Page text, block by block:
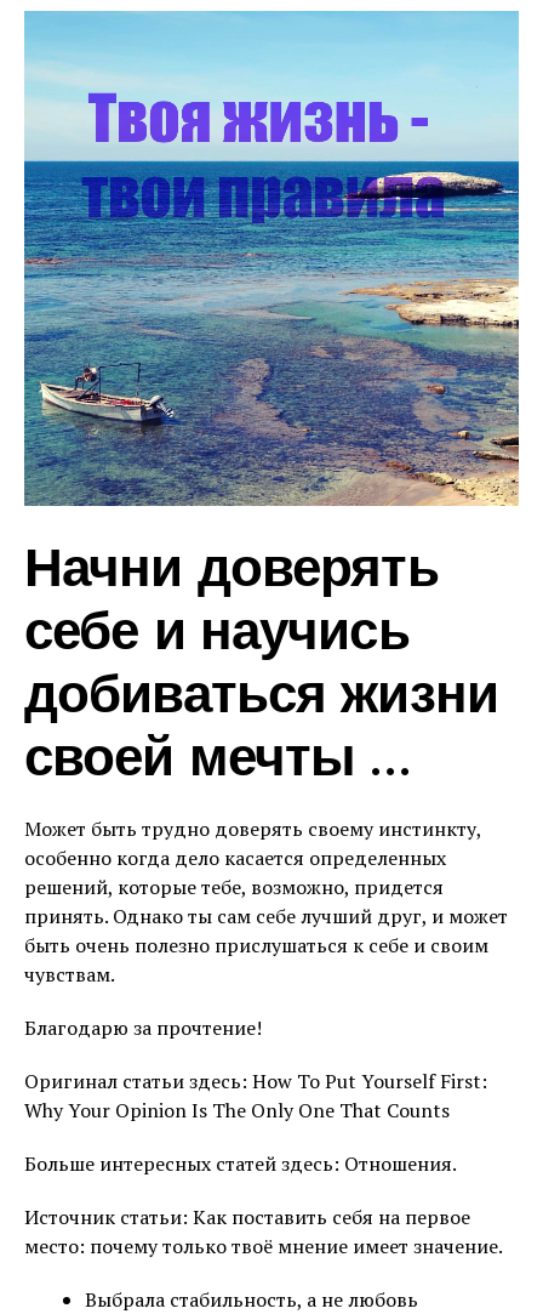
Начни доверять
себе и научись
добиваться жизни
своей мечты …
Может быть трудно доверять своему инстинкту,
особенно когда дело касается определенных
решений, которые тебе, возможно, придется
принять. Однако ты сам себе лучший друг, и может
быть очень полезно прислушаться к себе и своим
чувствам.
Благодарю за прочтение!
Оригинал статьи здесь: How To Put Yourself First:
Why Your Opinion Is The Only One That Counts
Больше интересных статей здесь: Отношения.
Источник статьи: Как поставить себя на первое
место: почему только твоё мнение имеет значение.
Выбрала стабильность, а не любовь